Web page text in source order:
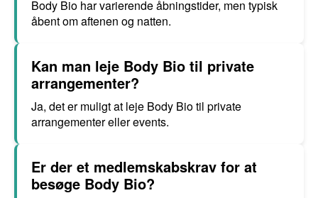
Body Bio har varierende åbningstider, men typisk
åbent om aftenen og natten.
Kan man leje Body Bio til private
arrangementer?
Ja, det er muligt at leje Body Bio til private
arrangementer eller events.
Er der et medlemskabskrav for at
besøge Body Bio?